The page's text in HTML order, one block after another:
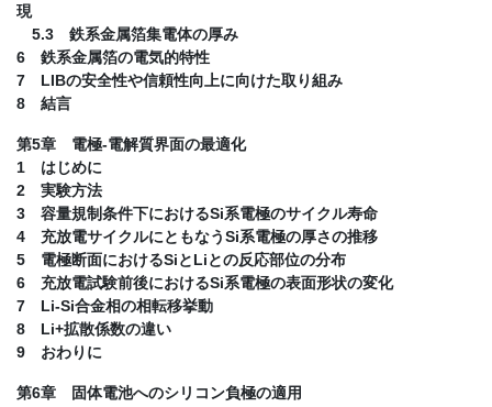
現
5.3 鉄系金属箔集電体の厚み
6 鉄系金属箔の電気的特性
7 LIBの安全性や信頼性向上に向けた取り組み
8 結言
第5章 電極-電解質界面の最適化
1 はじめに
2 実験方法
3 容量規制条件下におけるSi系電極のサイクル寿命
4 充放電サイクルにともなうSi系電極の厚さの推移
5 電極断面におけるSiとLiとの反応部位の分布
6 充放電試験前後におけるSi系電極の表面形状の変化
7 Li-Si合金相の相転移挙動
8 Li+拡散係数の違い
9 おわりに
第6章 固体電池へのシリコン負極の適用